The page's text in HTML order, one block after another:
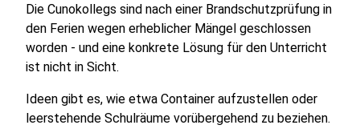
Die Cunokollegs sind nach einer Brandschutzprüfung in
den Ferien wegen erheblicher Mängel geschlossen
worden - und eine konkrete Lösung für den Unterricht
ist nicht in Sicht.
Ideen gibt es, wie etwa Container aufzustellen oder
leerstehende Schulräume vorübergehend zu beziehen.